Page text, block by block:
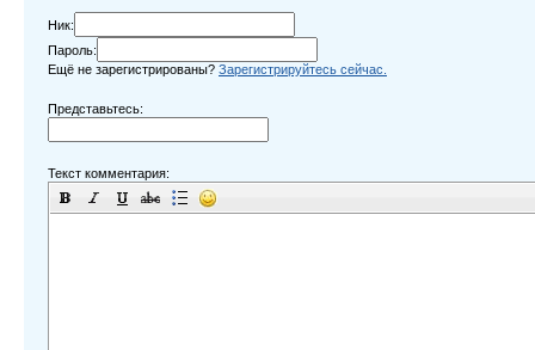
Ник:
Пароль:
Ещё не зарегистрированы? Зарегистрируйтесь сейчас.
Представьтесь:
Текст комментария: